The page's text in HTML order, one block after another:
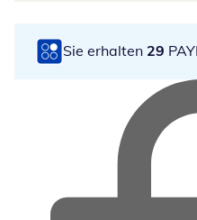
Sie erhalten 29